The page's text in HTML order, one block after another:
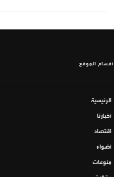
أقسام الموقع
الرئيسية
أخبارنا
اقتصاد
أضواء
منوعات